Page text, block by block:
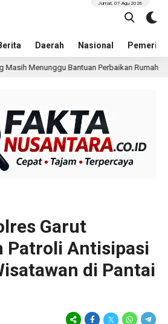
Daerah Nasional
Jumat, 07 Agu 2026
Rumah 16 jam lalu Pria Terduga
Garut
Patroli Antisipasi
di Pantai